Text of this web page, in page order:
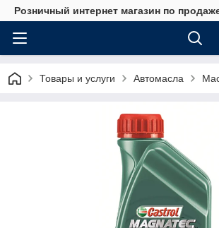
Розничный интернет магазин по
Товары и услуги Автомасла